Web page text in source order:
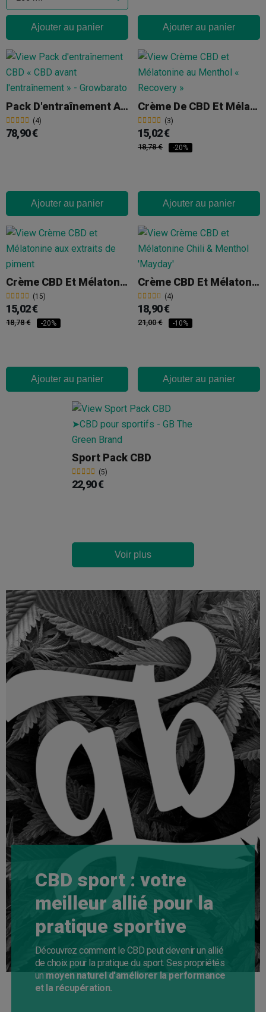
Ajouter au panier Ajouter au panier
Pack D'entraînement Au CBD
(4)
78,90 €
Ajouter au panier
Crème De CBD Et Mélatonine Au Menthol « Recovery »
(3)
15,02 €
18,78 € -20%
Ajouter au panier
Crème CBD Et Mélatonine Chili 'Help'
(15)
15,02 €
18,78 € -20%
Ajouter au panier
Crème CBD Et Mélatonine Chili & Menthol 'Mayday'
(4)
18,90 €
21,00 € -10%
Ajouter au panier
Sport Pack CBD
(5)
22,90 €
Voir plus
CBD sport : votre
meilleur allié pour la
pratique sportive
Découvrez comment le CBD peut devenir un allié
de choix pour la pratique du sport. Ses propriétés
un moyen naturel d'améliorer la performance
et la récupération.